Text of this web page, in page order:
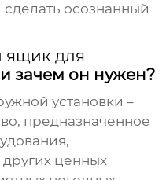
осознанный
ящик для
и зачем он нужен?
установки –
предназначенное
ценных